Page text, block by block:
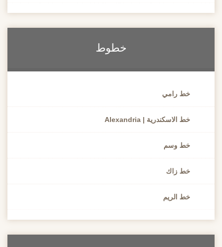
خطوط
خط رامي
خط الاسكندرية | Alexandria
خط وسم
خط زاك
خط الريم